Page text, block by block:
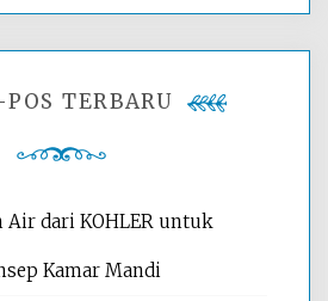
POS TERBARU
Air dari KOHLER untuk
Kamar Mandi